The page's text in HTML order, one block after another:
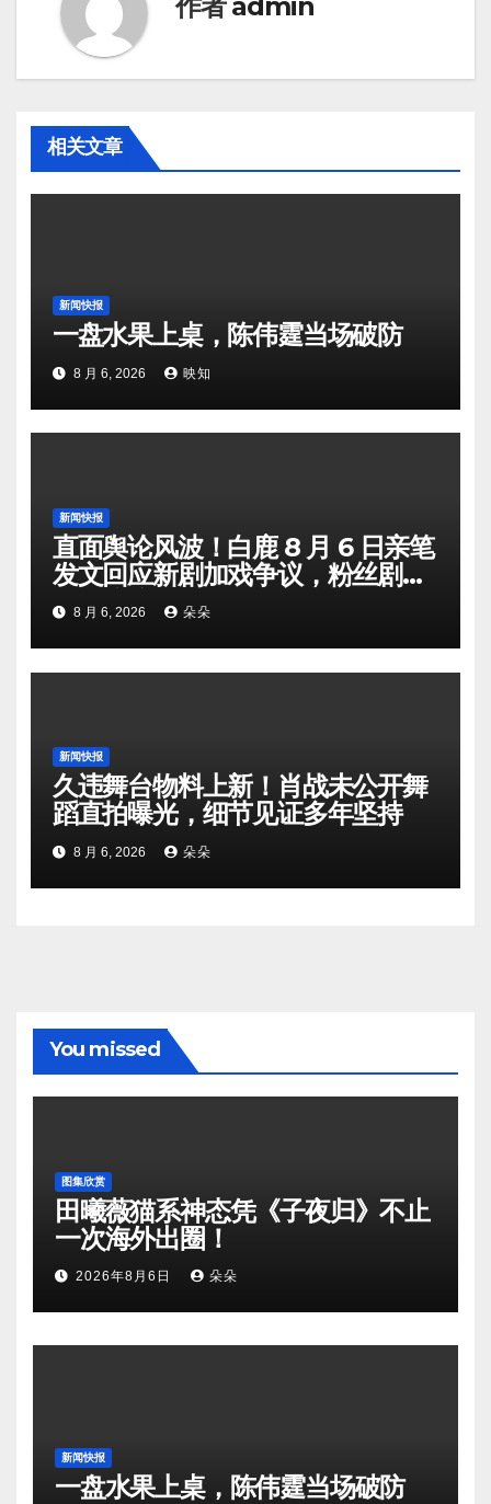
相关文章
新闻快报
一盘水果上桌，陈伟霆当场破防
8 月 6, 2026 映知
新闻快报
直面舆论风波！白鹿 8 月 6 日亲笔
发文回应新剧加戏争议，粉丝剧组
矛盾暗流涌动
8 月 6, 2026 朵朵
新闻快报
久违舞台物料上新！肖战未公开舞
蹈直拍曝光，细节见证多年坚持
8 月 6, 2026 朵朵
You missed
图集欣赏
田曦薇猫系神态凭《子夜归》不止
一次海外出圈！
2026年8月6日 朵朵
新闻快报
一盘水果上桌，陈伟霆当场破防